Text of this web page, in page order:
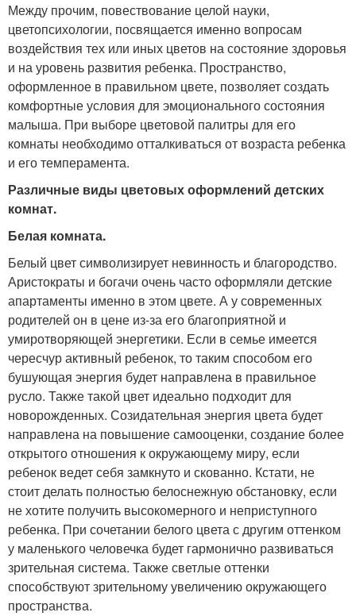
Между прочим, повествование целой науки,
цветопсихологии, посвящается именно вопросам
воздействия тех или иных цветов на состояние здоровья
и на уровень развития ребенка. Пространство,
оформленное в правильном цвете, позволяет создать
комфортные условия для эмоционального состояния
малыша. При выборе цветовой палитры для его
комнаты необходимо отталкиваться от возраста ребенка
и его темперамента.
Различные виды цветовых оформлений детских
комнат.
Белая комната.
Белый цвет символизирует невинность и благородство.
Аристократы и богачи очень часто оформляли детские
апартаменты именно в этом цвете. А у современных
родителей он в цене из-за его благоприятной и
умиротворяющей энергетики. Если в семье имеется
чересчур активный ребенок, то таким способом его
бушующая энергия будет направлена в правильное
русло. Также такой цвет идеально подходит для
новорожденных. Созидательная энергия цвета будет
направлена на повышение самооценки, создание более
открытого отношения к окружающему миру, если
ребенок ведет себя замкнуто и скованно. Кстати, не
стоит делать полностью белоснежную обстановку, если
не хотите получить высокомерного и неприступного
ребенка. При сочетании белого цвета с другим оттенком
у маленького человечка будет гармонично развиваться
зрительная система. Также светлые оттенки
способствуют зрительному увеличению окружающего
пространства.